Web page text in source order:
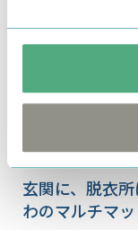
玄関に、脱衣
わのマルチマ